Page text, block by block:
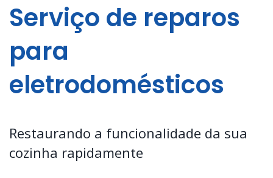
Serviço de reparos
para
eletrodomésticos
Restaurando a funcionalidade da sua
cozinha rapidamente